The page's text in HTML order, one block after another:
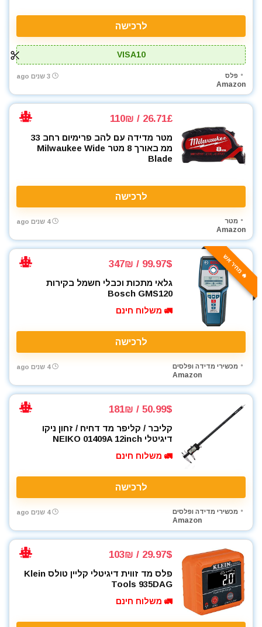
כלים ידניים
להבים ומתכלים
לרכב
מברגונים נטענים
מברגות מקדחות ומברגונים
מברגים
מברגת פוטר קלאץ'
מברזים ומחרוקות
מדחס / קומפרסור
מדריכים
מולטיטול
מזמרה
מטען סוללות לרכב
מטען סוללות קירי
מכונת חיתוך אריחים
מכונת צביעה אירלס
מכונת שטיפה בלחץ
מכסחות דשא
מכשירי מדידה ופלסים
מלטשת מרובעת
מלטשת סרט
מסור אנכי
מסור גבהים
מסור גרונג
מסור וידיה
מסור חרב
מסור מסילה
לרכישה
VISA10
פלס
Amazon
3 שנים ago
26.71£ / 110₪
מטר מדידה עם להב פרימיום רחב 33
ממ באורך 8 מטר Milwaukee Wide
Blade
לרכישה
מטר
Amazon
4 שנים ago
🔥 מחיר אש 99.97$ / 347₪
גלאי מתכות וכבלי חשמל בקירות
Bosch GMS120
🚛 משלוח חינם
לרכישה
מכשירי מדידה ופלסים
Amazon
4 שנים ago
50.99$ / 181₪
קליבר / קליפר מד דחיח / זחון ניקו
דיגיטלי NEIKO 01409A 12inch
🚛 משלוח חינם
לרכישה
מכשירי מדידה ופלסים
Amazon
4 שנים ago
29.97$ / 103₪
פלס מד זווית דיגיטלי קליין טולס Klein
Tools 935DAG
🚛 משלוח חינם